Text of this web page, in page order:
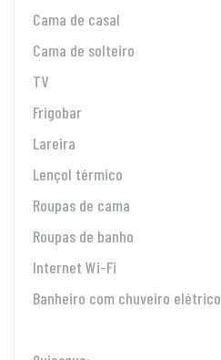
Cama de casal
Cama de solteiro
TV
Frigobar
Lareira
Lençol térmico
Roupas de cama
Roupas de banho
Internet Wi-Fi
Banheiro com chuveiro elétrico